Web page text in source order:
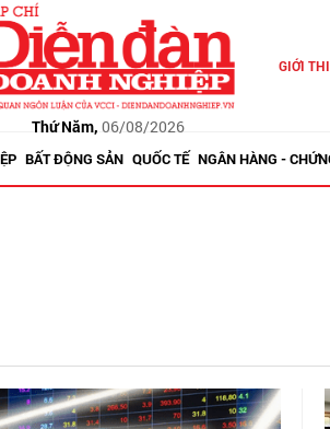
Thứ Năm, 06/08/2026
GIỚI
BẤT ĐỘNG SẢN QUỐC TẾ NGÂN HÀNG -